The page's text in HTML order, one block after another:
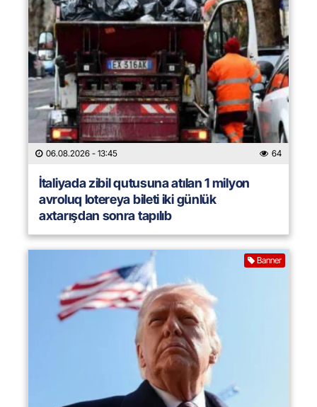
06.08.2026 - 13:45 64
İtaliyada zibil qutusuna atılan 1 milyon
avroluq lotereya bileti iki günlük
axtarışdan sonra tapılıb
Banner